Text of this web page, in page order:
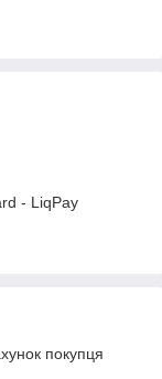
- LiqPay
покупця